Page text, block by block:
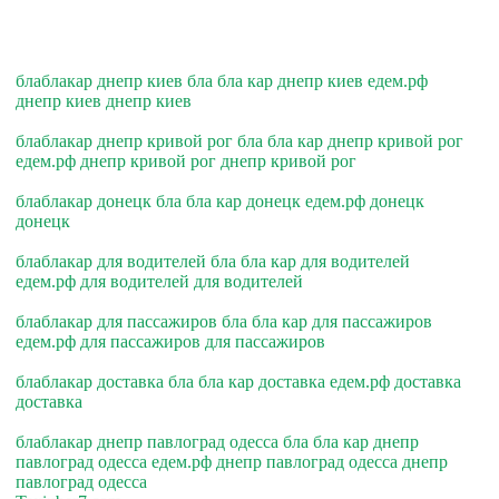
блаблакар днепр киев бла бла кар днепр киев едем.рф
днепр киев днепр киев
блаблакар днепр кривой рог бла бла кар днепр кривой рог
едем.рф днепр кривой рог днепр кривой рог
блаблакар донецк бла бла кар донецк едем.рф донецк
донецк
блаблакар для водителей бла бла кар для водителей
едем.рф для водителей для водителей
блаблакар для пассажиров бла бла кар для пассажиров
едем.рф для пассажиров для пассажиров
блаблакар доставка бла бла кар доставка едем.рф доставка
доставка
блаблакар днепр павлоград одесса бла бла кар днепр
павлоград одесса едем.рф днепр павлоград одесса днепр
павлоград одесса